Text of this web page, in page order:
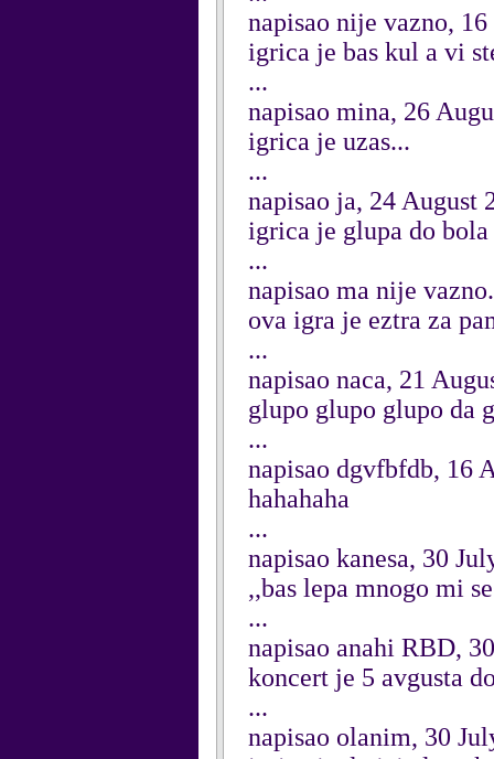
napisao nije vazno,
igrica je bas kul a vi
...
napisao mina, 26
igrica je uzas...
...
napisao ja, 24 August
igrica je glupa do bola
...
napisao ma nije
ova igra je eztra za
...
napisao naca, 21
glupo glupo glupo da
...
napisao dgvfbfdb, 16
hahahaha
...
napisao kanesa, 30
,,bas lepa mnogo mi
...
napisao anahi RBD,
koncert je 5 avgusta
...
napisao olanim, 30